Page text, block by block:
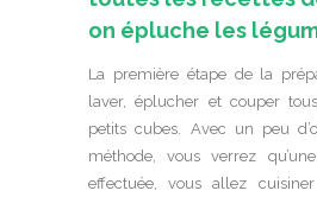
on épluche les
La première étape de la
laver, éplucher et couper
petits cubes. Avec un peu
méthode, vous verrez
effectuée, vous allez